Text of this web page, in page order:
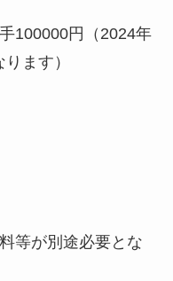
円（2024年
ます）
等が別途必要とな